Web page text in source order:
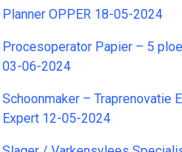
Planner OPPER 18-05-2024
Procesoperator Papier – 5
03-06-2024
Schoonmaker – Traprenovatie
Expert 12-05-2024